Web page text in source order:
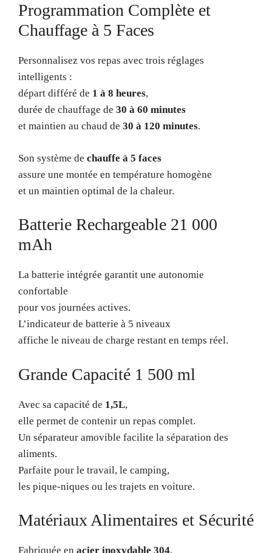
Programmation Complète et
Chauffage à 5 Faces
Personnalisez vos repas avec trois réglages
intelligents :
départ différé de 1 à 8 heures,
durée de chauffage de 30 à 60 minutes
et maintien au chaud de 30 à 120 minutes.
Son système de chauffe à 5 faces
assure une montée en température homogène
et un maintien optimal de la chaleur.
Batterie Rechargeable 21 000
mAh
La batterie intégrée garantit une autonomie
confortable
pour vos journées actives.
L’indicateur de batterie à 5 niveaux
affiche le niveau de charge restant en temps réel.
Grande Capacité 1 500 ml
Avec sa capacité de 1,5L,
elle permet de contenir un repas complet.
Un séparateur amovible facilite la séparation des
aliments.
Parfaite pour le travail, le camping,
les pique-niques ou les trajets en voiture.
Matériaux Alimentaires et Sécurité
Fabriquée en acier inoxydable 304,